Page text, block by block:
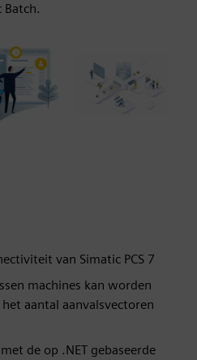
van Simatic PCS 7
machines kan worden
aantal aanvalsvectoren
de op .NET gebaseerde